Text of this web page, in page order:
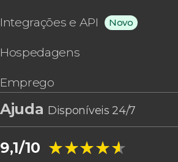
Integrações e API Novo
Hospedagens
Emprego
Ajuda Disponíveis 24/7
9,1/10 ★★★★★
★★★★★